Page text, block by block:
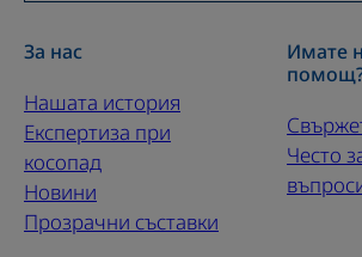
За нас
Нашата история
Експертиза при
косопад
Новини
Прозрачни съставки
Имате
Често